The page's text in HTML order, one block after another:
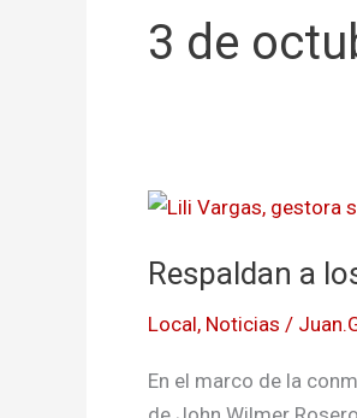
3 de
Respaldan a
Local, Noticias /
En el marco de la
Respaldan
los
mayores
en
La